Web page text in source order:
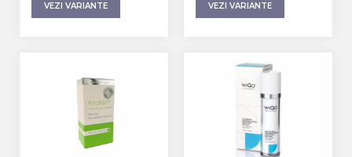
VEZI VARIANTE VEZI VARIANTE